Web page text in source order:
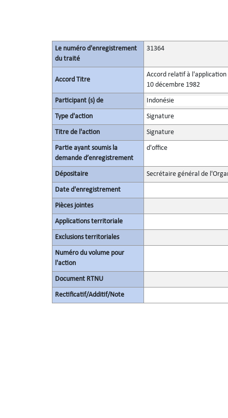
Le numéro d'enregistrement
du traité
31364
Accord Titre
Accord relatif à l'application
10 décembre 1982
Participant (s) de Indonésie
Type d'action Signature
Titre de l'action Signature
Partie ayant soumis la
demande d’enregistrement
d'office
Dépositaire Secrétaire général de
Date d'enregistrement
Pièces jointes
Applications territoriale
Exclusions territoriales
Numéro du volume pour
l'action
Document RTNU
Rectificatif/Additif/Note